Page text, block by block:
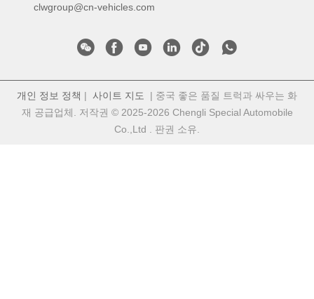
clwgroup@cn-vehicles.com
개인 정보 정책 | 사이트 지도
| 중국 좋은 품질 트럭과 싸우는 화
재 공급업체. 저작권 © 2025-2026 Chengli Special Automobile
Co.,Ltd . 판권 소유.